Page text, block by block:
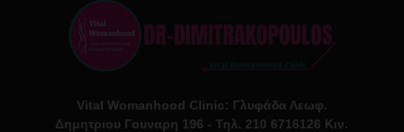
Vital Womanhood Clinic: Γλυφάδα Λεωφ.
Δημητριου Γουναρη 196 - Τηλ. 210 6716126 Κιν.